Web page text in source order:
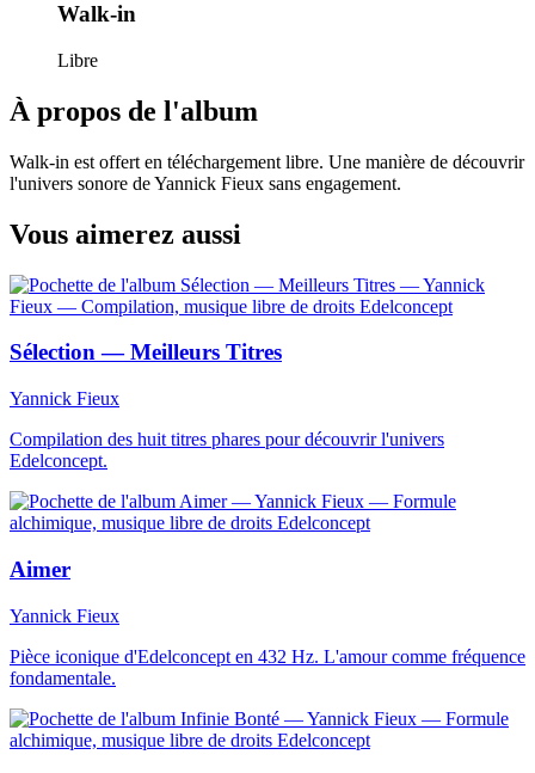
Walk-in
Libre
À propos de l'album
Walk-in est offert en téléchargement libre. Une manière de découvrir
l'univers sonore de Yannick Fieux sans engagement.
Vous aimerez aussi
Sélection — Meilleurs Titres
Yannick Fieux
Compilation des huit titres phares pour découvrir l'univers
Edelconcept.
Aimer
Yannick Fieux
Pièce iconique d'Edelconcept en 432 Hz. L'amour comme fréquence
fondamentale.